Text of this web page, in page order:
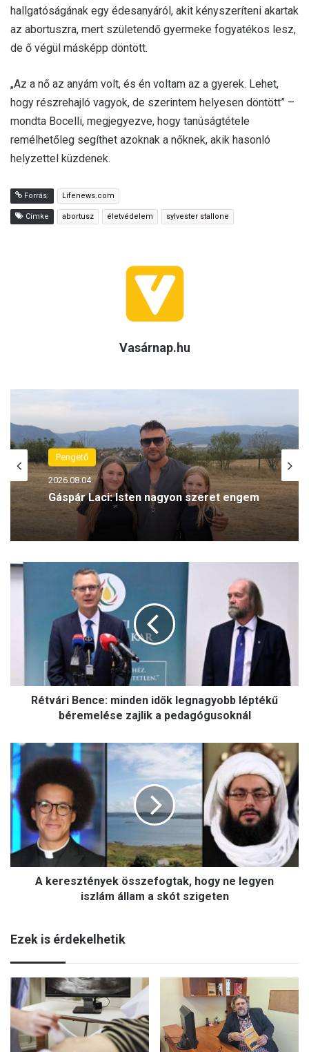
hallgatóságának egy édesanyáról, akit kényszeríteni akartak
az abortuszra, mert születendő gyermeke fogyatékos lesz,
de ő végül másképp döntött.
„Az a nő az anyám volt, és én voltam az a gyerek. Lehet,
hogy részrehajló vagyok, de szerintem helyesen döntött” –
mondta Bocelli, megjegyezve, hogy tanúságtétele
remélhetőleg segíthet azoknak a nőknek, akik hasonló
helyzettel küzdenek.
Forrás: Lifenews.com
Címke abortusz életvédelem sylvester stallone
Vasárnap.hu
Pengető
2026.08.04.
Gáspár Laci: Isten nagyon szeret engem
Rétvári
Bence:
legnagyobb
béremelése
a
pedagógusoknál
Rétvári Bence: minden idők legnagyobb léptékű
béremelése zajlik a pedagógusoknál
A
keresztények
összefogtak,
hogy
ne
legyen
iszlám
állam
a
A keresztények összefogtak, hogy ne legyen
iszlám állam a skót szigeten
Ezek is érdekelhetik